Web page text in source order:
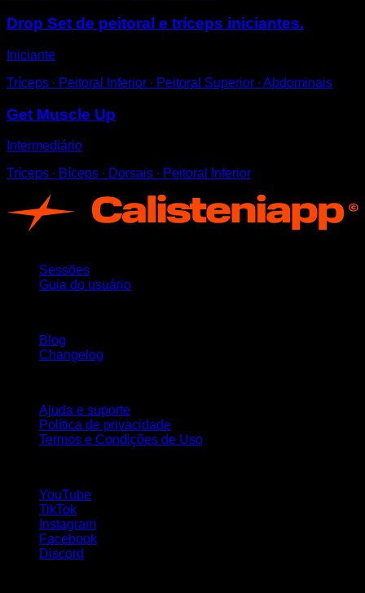
Drop Set de peitoral e tríceps iniciantes.
Iniciante
Tríceps ∙ Peitoral Inferior ∙ Peitoral Superior ∙ Abdominais
Get Muscle Up
Intermediário
Tríceps ∙ Bíceps ∙ Dorsais ∙ Peitoral Inferior
Sessões
Guia do usuário
Blog
Changelog
Ajuda e suporte
Política de privacidade
Termos e Condições de Uso
YouTube
TikTok
Instagram
Facebook
Discord